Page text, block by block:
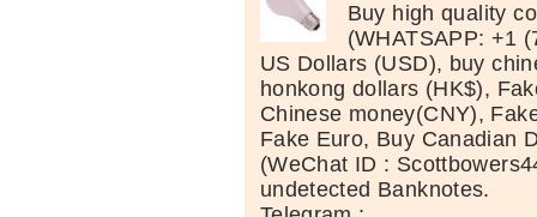
Buy high quality
(WHATSAPP: +1
US Dollars (USD), buy
honkong dollars (HK$),
Chinese money(CNY),
Fake Euro, Buy Canadian
(WeChat ID :
undetected Banknotes.